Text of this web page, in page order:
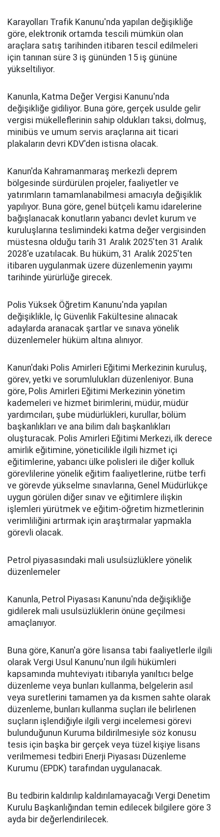
Karayolları Trafik Kanunu'nda yapılan değişikliğe
göre, elektronik ortamda tescili mümkün olan
araçlara satış tarihinden itibaren tescil edilmeleri
için tanınan süre 3 iş gününden 15 iş gününe
yükseltiliyor.
Kanunla, Katma Değer Vergisi Kanunu'nda
değişikliğe gidiliyor. Buna göre, gerçek usulde gelir
vergisi mükelleflerinin sahip oldukları taksi, dolmuş,
minibüs ve umum servis araçlarına ait ticari
plakaların devri KDV'den istisna olacak.
Kanun'da Kahramanmaraş merkezli deprem
bölgesinde sürdürülen projeler, faaliyetler ve
yatırımların tamamlanabilmesi amacıyla değişiklik
yapılıyor. Buna göre, genel bütçeli kamu idarelerine
bağışlanacak konutların yabancı devlet kurum ve
kuruluşlarına teslimindeki katma değer vergisinden
müstesna olduğu tarih 31 Aralık 2025'ten 31 Aralık
2028'e uzatılacak. Bu hüküm, 31 Aralık 2025'ten
itibaren uygulanmak üzere düzenlemenin yayımı
tarihinde yürürlüğe girecek.
Polis Yüksek Öğretim Kanunu'nda yapılan
değişiklikle, İç Güvenlik Fakültesine alınacak
adaylarda aranacak şartlar ve sınava yönelik
düzenlemeler hüküm altına alınıyor.
Kanun'daki Polis Amirleri Eğitimi Merkezinin kuruluş,
görev, yetki ve sorumlulukları düzenleniyor. Buna
göre, Polis Amirleri Eğitimi Merkezinin yönetim
kademeleri ve hizmet birimlerini, müdür, müdür
yardımcıları, şube müdürlükleri, kurullar, bölüm
başkanlıkları ve ana bilim dalı başkanlıkları
oluşturacak. Polis Amirleri Eğitimi Merkezi, ilk derece
amirlik eğitimine, yöneticilikle ilgili hizmet içi
eğitimlerine, yabancı ülke polisleri ile diğer kolluk
görevlilerine yönelik eğitim faaliyetlerine, rütbe terfi
ve görevde yükselme sınavlarına, Genel Müdürlükçe
uygun görülen diğer sınav ve eğitimlere ilişkin
işlemleri yürütmek ve eğitim-öğretim hizmetlerinin
verimliliğini artırmak için araştırmalar yapmakla
görevli olacak.
Petrol piyasasındaki mali usulsüzlüklere yönelik
düzenlemeler
Kanunla, Petrol Piyasası Kanunu'nda değişikliğe
gidilerek mali usulsüzlüklerin önüne geçilmesi
amaçlanıyor.
Buna göre, Kanun'a göre lisansa tabi faaliyetlerle ilgili
olarak Vergi Usul Kanunu'nun ilgili hükümleri
kapsamında muhteviyatı itibarıyla yanıltıcı belge
düzenleme veya bunları kullanma, belgelerin asıl
veya suretlerini tamamen ya da kısmen sahte olarak
düzenleme, bunları kullanma suçları ile belirlenen
suçların işlendiğiyle ilgili vergi incelemesi görevi
bulunduğunun Kuruma bildirilmesiyle söz konusu
tesis için başka bir gerçek veya tüzel kişiye lisans
verilmemesi tedbiri Enerji Piyasası Düzenleme
Kurumu (EPDK) tarafından uygulanacak.
Bu tedbirin kaldırılıp kaldırılamayacağı Vergi Denetim
Kurulu Başkanlığından temin edilecek bilgilere göre 3
ayda bir değerlendirilecek.